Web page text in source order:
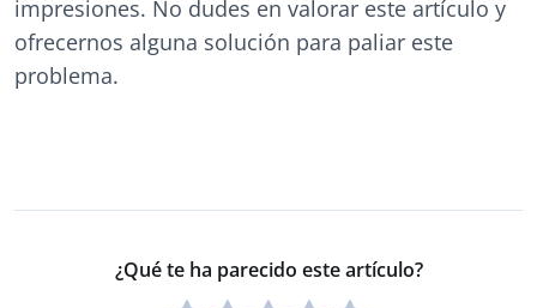
impresiones. No dudes en valorar este artículo y
ofrecernos alguna solución para paliar este
problema.
¿Qué te ha parecido este artículo?